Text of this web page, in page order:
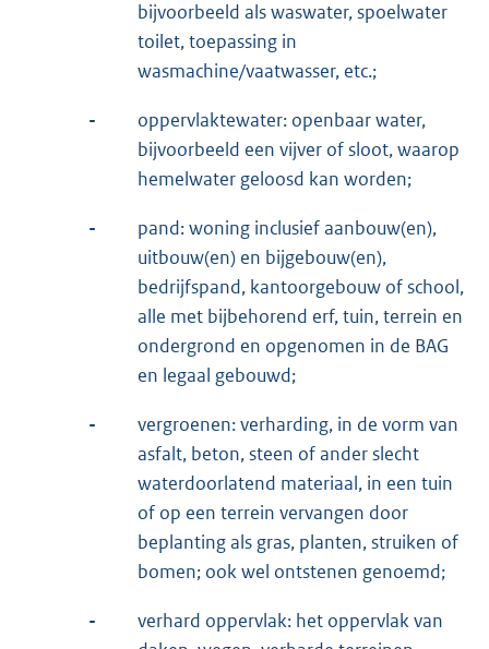
bijvoorbeeld als waswater, spoelwater
toilet, toepassing in
wasmachine/vaatwasser, etc.;
-
oppervlaktewater: openbaar water,
bijvoorbeeld een vijver of sloot, waarop
hemelwater geloosd kan worden;
-
pand: woning inclusief aanbouw(en),
uitbouw(en) en bijgebouw(en),
bedrijfspand, kantoorgebouw of school,
alle met bijbehorend erf, tuin, terrein en
ondergrond en opgenomen in de BAG
en legaal gebouwd;
-
vergroenen: verharding, in de vorm van
asfalt, beton, steen of ander slecht
waterdoorlatend materiaal, in een tuin
of op een terrein vervangen door
beplanting als gras, planten, struiken of
bomen; ook wel ontstenen genoemd;
-
verhard oppervlak: het oppervlak van